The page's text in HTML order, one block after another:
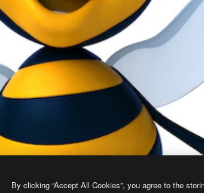
By clicking “Accept All Cookies”, you agree to the